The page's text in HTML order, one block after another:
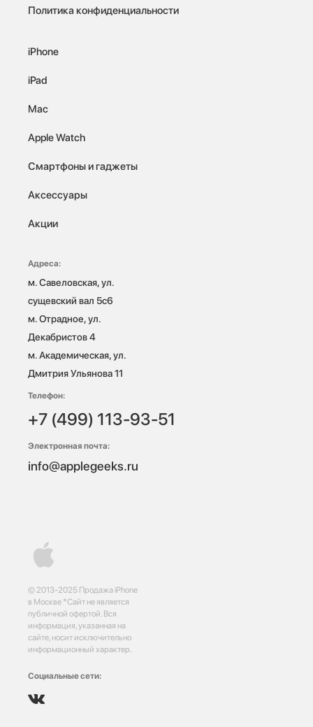
© 2013-2025 Продажа iPhone
в Москве *Сайт не является
публичной офертой. Вся
информация, указанная на
сайте, носит исключительно
информационный характер.
Социальные сети:
Политика конфиденциальности
iPhone
iPad
Mac
Apple Watch
Смартфоны и гаджеты
Аксессуары
Акции
Адреса:
м. Савеловская, ул.
сущевский вал 5с6
м. Отрадное, ул.
Декабристов 4
м. Академическая, ул.
Дмитрия Ульянова 11
Телефон:
+7 (499) 113-93-51
Электронная почта:
info@applegeeks.ru